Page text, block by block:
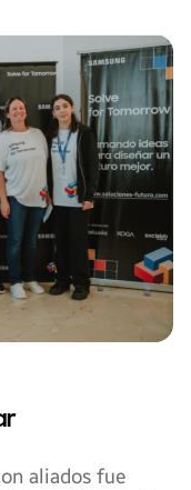
aliados fue